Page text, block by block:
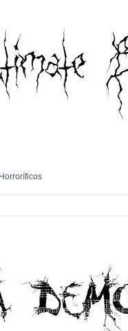
Horroríficos